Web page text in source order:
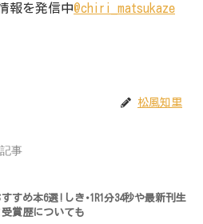
報を発信中@chiri_matsukaze
松風知里
事
すめ本6選!しき･1R1分34秒や最新刊生
賞歴についても